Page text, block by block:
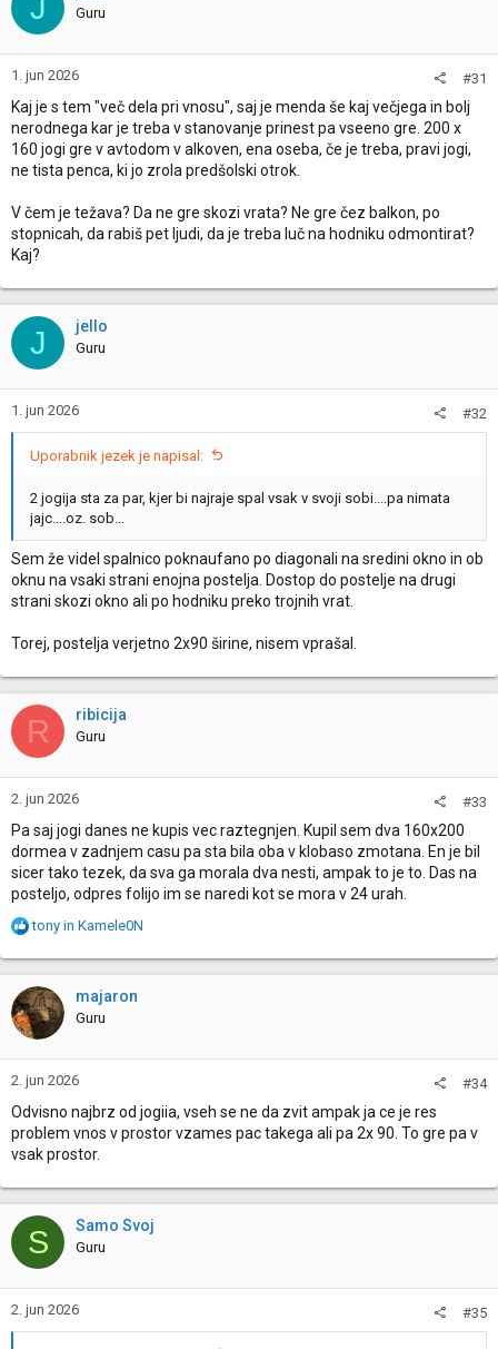
J Guru
1. jun 2026 #31
Kaj je s tem "več dela pri vnosu", saj je menda še kaj večjega in bolj
nerodnega kar je treba v stanovanje prinest pa vseeno gre. 200 x
160 jogi gre v avtodom v alkoven, ena oseba, če je treba, pravi jogi,
ne tista penca, ki jo zrola predšolski otrok.
V čem je težava? Da ne gre skozi vrata? Ne gre čez balkon, po
stopnicah, da rabiš pet ljudi, da je treba luč na hodniku odmontirat?
Kaj?
J jello
Guru
1. jun 2026 #32
Uporabnik jezek je napisal:
2 jogija sta za par, kjer bi najraje spal vsak v svoji sobi....pa nimata
jajc....oz. sob...
Sem že videl spalnico poknaufano po diagonali na sredini okno in ob
oknu na vsaki strani enojna postelja. Dostop do postelje na drugi
strani skozi okno ali po hodniku preko trojnih vrat.
Torej, postelja verjetno 2x90 širine, nisem vprašal.
R ribicija
Guru
2. jun 2026 #33
Pa saj jogi danes ne kupis vec raztegnjen. Kupil sem dva 160x200
dormea v zadnjem casu pa sta bila oba v klobaso zmotana. En je bil
sicer tako tezek, da sva ga morala dva nesti, ampak to je to. Das na
posteljo, odpres folijo im se naredi kot se mora v 24 urah.
R
a
c
t
i
o
n
s
:
tony in Kamele0N
majaron
Guru
2. jun 2026 #34
Odvisno najbrz od jogiia, vseh se ne da zvit ampak ja ce je res
problem vnos v prostor vzames pac takega ali pa 2x 90. To gre pa v
vsak prostor.
S Samo Svoj
Guru
2. jun 2026 #35